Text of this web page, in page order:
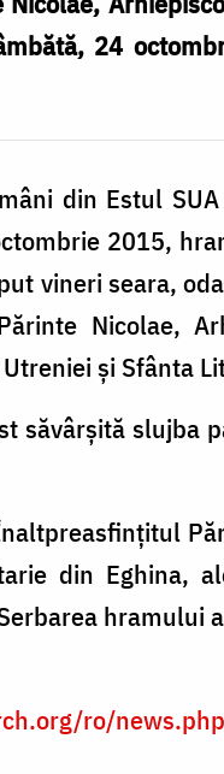
24
din Estul
2015,
vineri seara,
Nicolae,
și Sfânta
săvârșită slujba
din Eghina,
hramului
ro/